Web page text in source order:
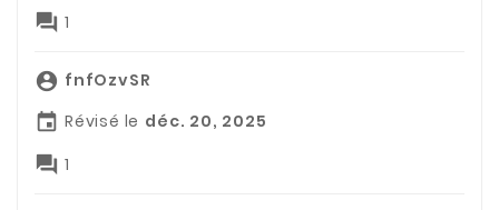
 1
 fnfOzvSR
 Révisé le déc. 20, 2025
 1